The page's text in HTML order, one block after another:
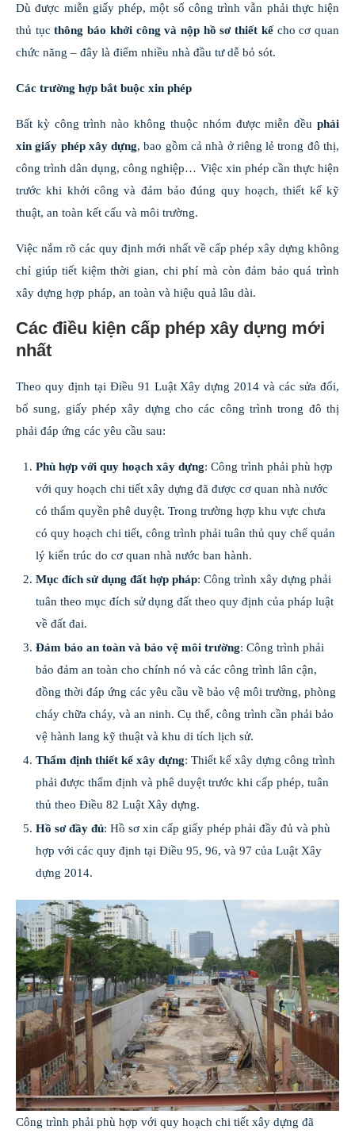
Dù được miễn giấy phép, một số công trình vẫn phải thực hiện
thủ tụcthông báo khởi công và nộp hồ sơ thiết kếcho cơ quan
chức năng – đây là điểm nhiều nhà đầu tư dễ bỏ sót.
Các trường hợp bắt buộc xin phép
Bất kỳ công trình nào không thuộc nhóm được miễn đều phải
xin giấy phép xây dựng, bao gồm cả nhà ở riêng lẻ trong đô thị,
công trình dân dụng, công nghiệp… Việc xin phép cần thực hiện
trước khi khởi công và đảm bảo đúng quy hoạch, thiết kế kỹ
thuật, an toàn kết cấu và môi trường.
Việc nắm rõ các quy định mới nhất về cấp phép xây dựng không
chỉ giúp tiết kiệm thời gian, chi phí mà còn đảm bảo quá trình
xây dựng hợp pháp, an toàn và hiệu quả lâu dài.
Các điều kiện cấp phép xây dựng mới
nhất
Theo quy định tại Điều 91 Luật Xây dựng 2014 và các sửa đổi,
bổ sung, giấy phép xây dựng cho các công trình trong đô thị
phải đáp ứng các yêu cầu sau:
Phù hợp với quy hoạch xây dựng: Công trình phải phù hợp
với quy hoạch chi tiết xây dựng đã được cơ quan nhà nước
có thẩm quyền phê duyệt. Trong trường hợp khu vực chưa
có quy hoạch chi tiết, công trình phải tuân thủ quy chế quản
lý kiến trúc do cơ quan nhà nước ban hành.
Mục đích sử dụng đất hợp pháp: Công trình xây dựng phải
tuân theo mục đích sử dụng đất theo quy định của pháp luật
về đất đai.
Đảm bảo an toàn và bảo vệ môi trường: Công trình phải
bảo đảm an toàn cho chính nó và các công trình lân cận,
đồng thời đáp ứng các yêu cầu về bảo vệ môi trường, phòng
cháy chữa cháy, và an ninh. Cụ thể, công trình cần phải bảo
vệ hành lang kỹ thuật và khu di tích lịch sử.
Thẩm định thiết kế xây dựng: Thiết kế xây dựng công trình
phải được thẩm định và phê duyệt trước khi cấp phép, tuân
thủ theo Điều 82 Luật Xây dựng.
Hồ sơ đầy đủ: Hồ sơ xin cấp giấy phép phải đầy đủ và phù
hợp với các quy định tại Điều 95, 96, và 97 của Luật Xây
dựng 2014.
Công trình phải phù hợp với quy hoạch chi tiết xây dựng đã